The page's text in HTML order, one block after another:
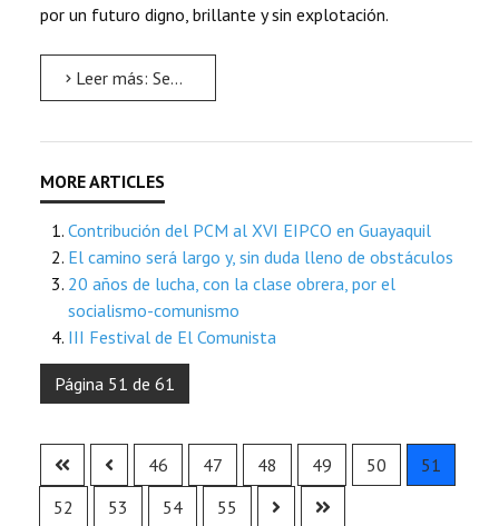
por un futuro digno, brillante y sin explotación.
Leer más: Sectores que antaño se mantenía en la sumisión, ahora encuentran un camino, un rumbo hacía la...
Contribución del PCM al XVI EIPCO en Guayaquil
El camino será largo y, sin duda lleno de obstáculos
20 años de lucha, con la clase obrera, por el
socialismo-comunismo
III Festival de El Comunista
Página 51 de 61
46 47 48 49 50
51
52
53 54 55